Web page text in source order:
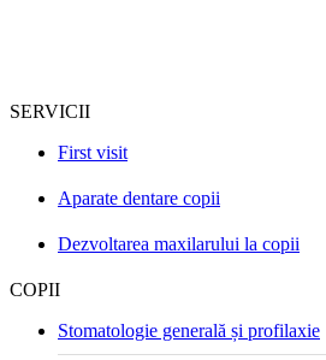
SERVICII
First visit
Aparate dentare copii
Dezvoltarea maxilarului la copii
COPII
Stomatologie generală și profilaxie